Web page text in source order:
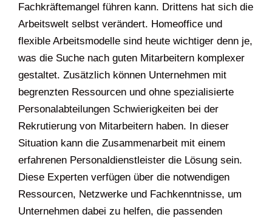
Fachkräftemangel führen kann. Drittens hat sich die
Arbeitswelt selbst verändert. Homeoffice und
flexible Arbeitsmodelle sind heute wichtiger denn je,
was die Suche nach guten Mitarbeitern komplexer
gestaltet. Zusätzlich können Unternehmen mit
begrenzten Ressourcen und ohne spezialisierte
Personalabteilungen Schwierigkeiten bei der
Rekrutierung von Mitarbeitern haben. In dieser
Situation kann die Zusammenarbeit mit einem
erfahrenen Personaldienstleister die Lösung sein.
Diese Experten verfügen über die notwendigen
Ressourcen, Netzwerke und Fachkenntnisse, um
Unternehmen dabei zu helfen, die passenden